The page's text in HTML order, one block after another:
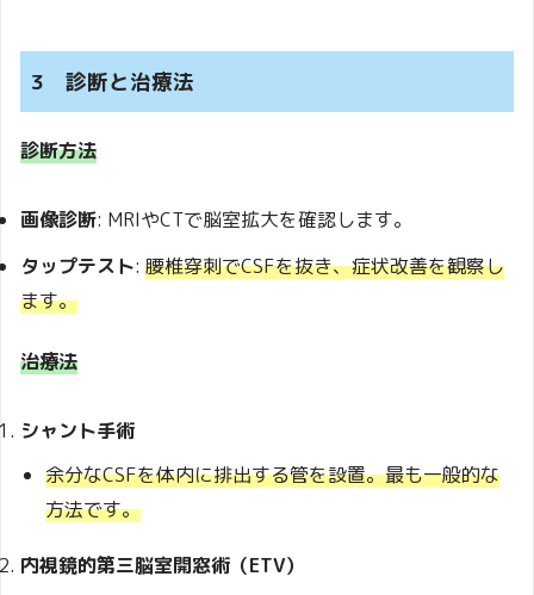
3 診断と治療法
診断方法
画像診断: MRIやCTで脳室拡大を確認します。
タップテスト: 腰椎穿刺でCSFを抜き、症状改善を観察し
ます。
治療法
シャント手術
余分なCSFを体内に排出する管を設置。最も一般的な
方法です。
内視鏡的第三脳室開窓術（ETV）